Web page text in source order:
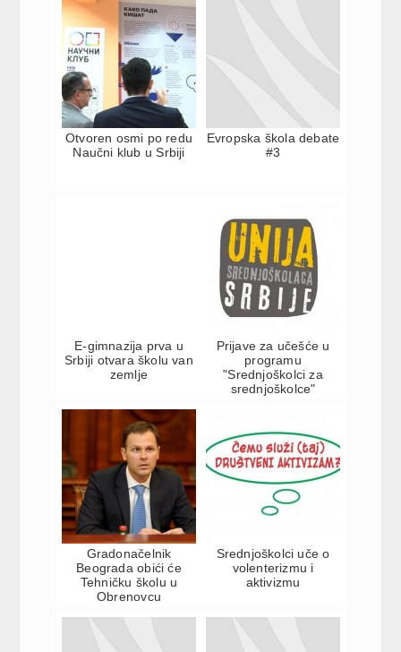
Otvoren osmi po redu
Naučni klub u Srbiji
Evropska škola debate
#3
E-gimnazija prva u
Srbiji otvara školu van
zemlje
Prijave za učešće u
programu
"Srednjoškolci za
srednjoškolce"
Gradonačelnik
Beograda obići će
Tehničku školu u
Obrenovcu
Srednjoškolci uče o
volenterizmu i
aktivizmu